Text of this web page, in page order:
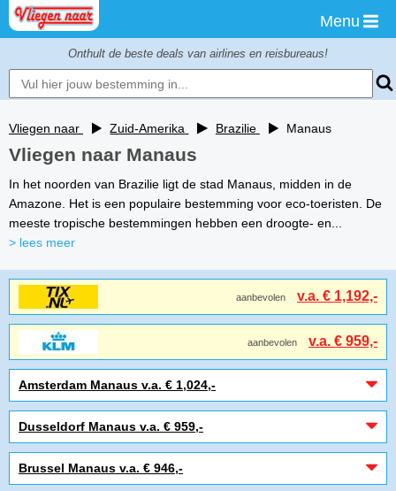
Menu
Onthult de beste deals van airlines en reisbureaus!
Vliegen naar Zuid-Amerika Brazilie Manaus
Vliegen naar Manaus
In het noorden van Brazilie ligt de stad Manaus, midden in de
Amazone. Het is een populaire bestemming voor eco-toeristen. De
meeste tropische bestemmingen hebben een droogte- en...
> lees meer
aanbevolen v.a. € 1,192,-
aanbevolen v.a. € 959,-
Amsterdam Manaus v.a. € 1,024,-
Dusseldorf Manaus v.a. € 959,-
Brussel Manaus v.a. € 946,-